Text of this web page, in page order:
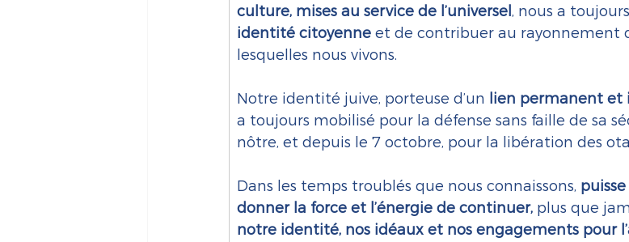
culture, mises au service de l’universel , nous a
identité citoyenne et de contribuer au rayonnement
lesquelles nous vivons.
Notre identité juive, porteuse d’un lien permanent et
a toujours mobilisé pour la défense sans faille de sa
nôtre, et depuis le 7 octobre, pour la libération des
Dans les temps troublés que nous connaissons,
donner la force et l’énergie de continuer, plus que
notre identité, nos idéaux et nos engagements pour